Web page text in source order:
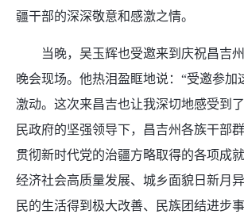
疆干部的深深敬意和感激之情。
当晚，吴玉辉也受邀来到庆祝昌吉州
晚会现场。他热泪盈眶地说：“受邀参加
激动。这次来昌吉也让我深切地感受到
民政府的坚强领导下，昌吉州各族干部
贯彻新时代党的治疆方略取得的各项成
经济社会高质量发展、城乡面貌日新月
民的生活得到极大改善、民族团结进步